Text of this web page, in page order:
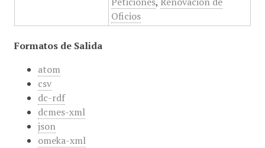
Oficios
Formatos de Salida
atom
csv
dc-rdf
dcmes-xml
json
omeka-xml